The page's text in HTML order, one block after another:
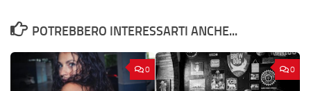
POTREBBERO INTERESSARTI ANCHE...
0 0